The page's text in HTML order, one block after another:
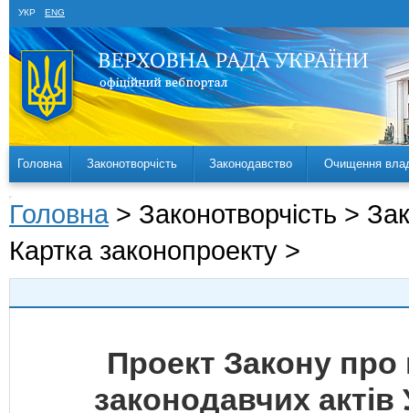
УКР ENG
Головна Законотворчість Законодавство Очищення
Головна > Законотворчість >
Картка законопроекту >
Проект Закону про
законодавчих